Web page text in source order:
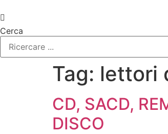
Cerca
Tag: lettori
CD, SACD,
DISCO